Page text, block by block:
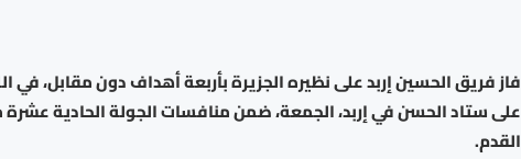
فاز فريق الحسين إربد على نظيره الجزيرة بأربعة أهداف دون مقابل، في
على ستاد الحسن في إربد، الجمعة، ضمن منافسات الجولة الحادية
القدم.